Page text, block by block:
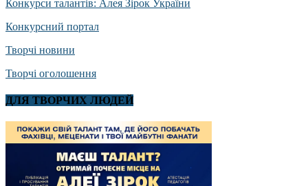
Конкурси талантів: Алея Зірок України
Конкурсний портал
Творчі новини
Творчі оголошення
ДЛЯ ТВОРЧИХ ЛЮДЕЙ